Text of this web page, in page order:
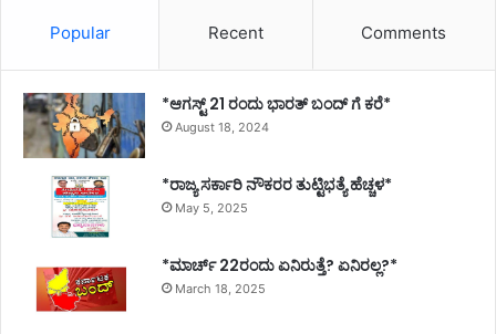
Popular Recent Comments
*ಆಗಸ್ಟ್ 21 ರಂದು ಭಾರತ್‌ ಬಂದ್‌ ಗೆ ಕರೆ*
August 18, 2024
*ರಾಜ್ಯ ಸರ್ಕಾರಿ ನೌಕರರ ತುಟ್ಟಿಭತ್ಯೆ ಹೆಚ್ಚಳ*
May 5, 2025
*ಮಾರ್ಚ್ 22ರಂದು ಏನಿರುತ್ತೆ? ಏನಿರಲ್ಲ?*
March 18, 2025